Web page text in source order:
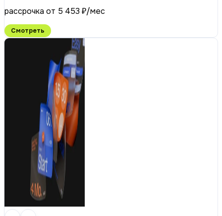
рассрочка от 5 453 ₽/мес
Смотреть